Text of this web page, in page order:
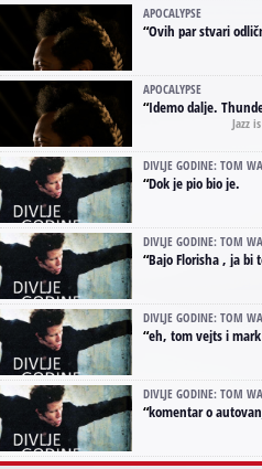
APOCALYPSE
“Ovih par stvari odlično, šteta što je leto pri
APOCALYPSE
“Idemo dalje.
Jazz
DIVLJE GODINE: TOM
“Dok je pio bio je.
DIVLJE GODINE: TOM
“Bajo Florisha , ja bi to rekao
DIVLJE GODINE: TOM
“eh, tom vejts i mark i smit... ljudi
DIVLJE GODINE: TOM
“komentar o autovanju je upućen